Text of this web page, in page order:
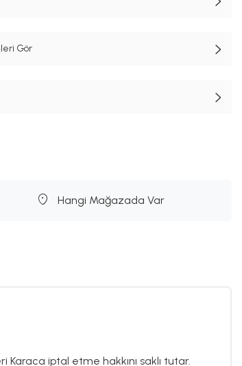
Gör
Hangi Mağazada Var
iptal etme hakkını saklı tutar.